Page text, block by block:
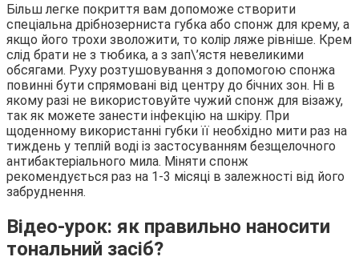
Більш легке покриття вам допоможе створити
спеціальна дрібнозерниста губка або спонж для крему, а
якщо його трохи зволожити, то колір ляже рівніше. Крем
слід брати не з тюбика, а з зап\’ястя невеликими
обсягами. Руху розтушовування з допомогою спонжа
повинні бути спрямовані від центру до бічних зон. Ні в
якому разі не використовуйте чужий спонж для візажу,
так як можете занести інфекцію на шкіру. При
щоденному використанні губки її необхідно мити раз на
тиждень у теплій воді із застосуванням безщелочного
антибактеріального мила. Міняти спонж
рекомендується раз на 1-3 місяці в залежності від його
забруднення.
Відео-урок: як правильно наносити
тональний засіб?